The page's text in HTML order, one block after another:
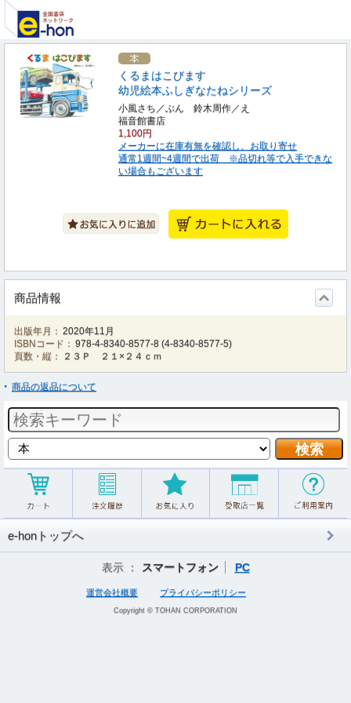
くるまはこびます
幼児絵本ふしぎなたねシリーズ
小風さち／ぶん 鈴木周作／え
福音館書店
1,100円
メーカーに在庫有無を確認し、お取り寄せ
通常1週間~4週間で出荷 ※品切れ等で入手できな
い場合もございます
商品情報
出版年月： 2020年11月
ISBNコード： 978-4-8340-8577-8 (4-8340-8577-5)
頁数・縦：
２３Ｐ ２１×２４ｃｍ
商品の返品について
e-honトップへ
表示 ： スマートフォン PC
運営会社概要 プライバシーポリシー
Copyright © TOHAN CORPORATION